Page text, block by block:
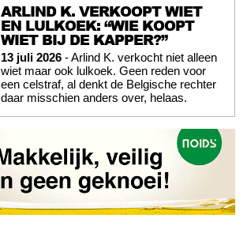
ARLIND K. VERKOOPT WIET
EN LULKOEK: “WIE KOOPT
WIET BIJ DE KAPPER?”
13 juli 2026 - Arlind K. verkocht niet alleen
wiet maar ook lulkoek. Geen reden voor
een celstraf, al denkt de Belgische rechter
daar misschien anders over, helaas.